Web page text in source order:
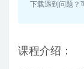
下载遇到问题
课程介绍：